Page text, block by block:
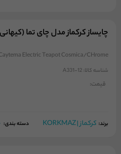
چایساز کرکماز مدل چای تما
Electric Teapot Cosmica/CHrome
شناسه کالا: A331-12
قیمت:
برند: کرکماز | KORKMAZ دسته بندی: